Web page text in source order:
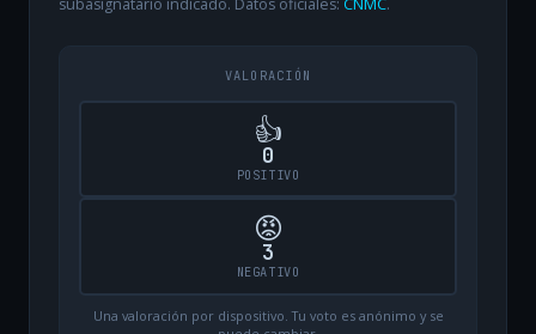
subasignatario indicado. Datos oficiales: CNMC.
VALORACIÓN
👍
0
POSITIVO
😡
3
NEGATIVO
Una valoración por dispositivo. Tu voto es anónimo y se